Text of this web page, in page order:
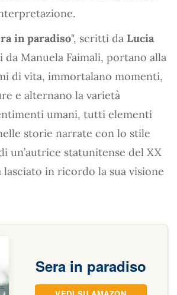
in paradiso", scritti da Lucia
Manuela Faimali, portano alla
di vita, immortalano momenti,
e alternano la varietà
umani, tutti elementi
storie narrate con lo stile
un’autrice statunitense del XX
lasciato in ricordo la sua visione
Sera in paradiso